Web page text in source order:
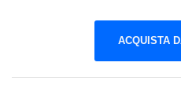
ACQUISTA